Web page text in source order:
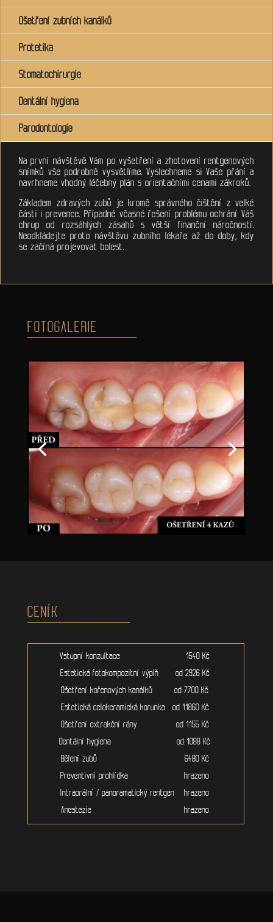
Ošetření zubních kanálků
Protetika
Stomatochirurgie
Dentální hygiena
Parodontologie
Na první návštěvě Vám po vyšetření a zhotovení rentgenových
snímků vše podrobně vysvětlíme. Vyslechneme si Vaše přání a
navrhneme vhodný léčebný plán s orientačními cenami zákroků.
Základem zdravých zubů je kromě správného čištění z velké
části i prevence. Případné včasné řešení problému ochrání Váš
chrup od rozsáhlých zásahů s větší finanční náročností.
Neodkládejte proto návštěvu zubního lékaře až do doby, kdy
se začíná projevovat bolest.
FOTOGALERIE
CENÍK
Vstupní konzultace 1540 Kč
Estetická fotokompozitní výplň od 2926 Kč
Ošetření kořenových kanálků od 7700 Kč
Estetická celokeramická korunka od 11860 Kč
Ošetření extrakční rány od 1155 Kč
Dentální hygiena od 1088 Kč
Bělení zubů 6480 Kč
Preventivní prohlídka hrazeno
Intraorální / panoramatický rentgen hrazeno
Anestezie hrazeno